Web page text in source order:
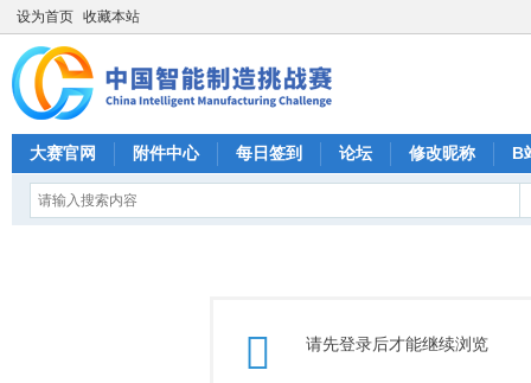
设为首页 收藏本站
大赛官网 附件中心 每日签到 论坛 修改昵称 B
请先登录后才能继续浏览